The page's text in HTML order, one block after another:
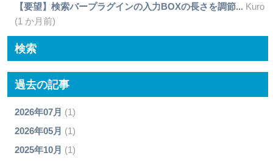
【要望】検索バープラグインの入力BOXの長さを調節... Kuro
(1 か月前)
検索
過去の記事
2026年07月 (1)
2026年05月 (1)
2025年10月 (1)